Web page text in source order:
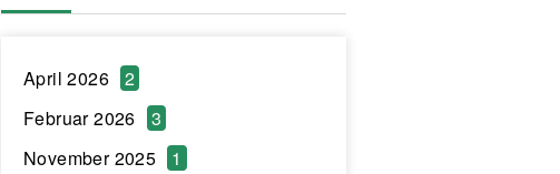
April 2026
2
Februar 2026
3
November 2025
1